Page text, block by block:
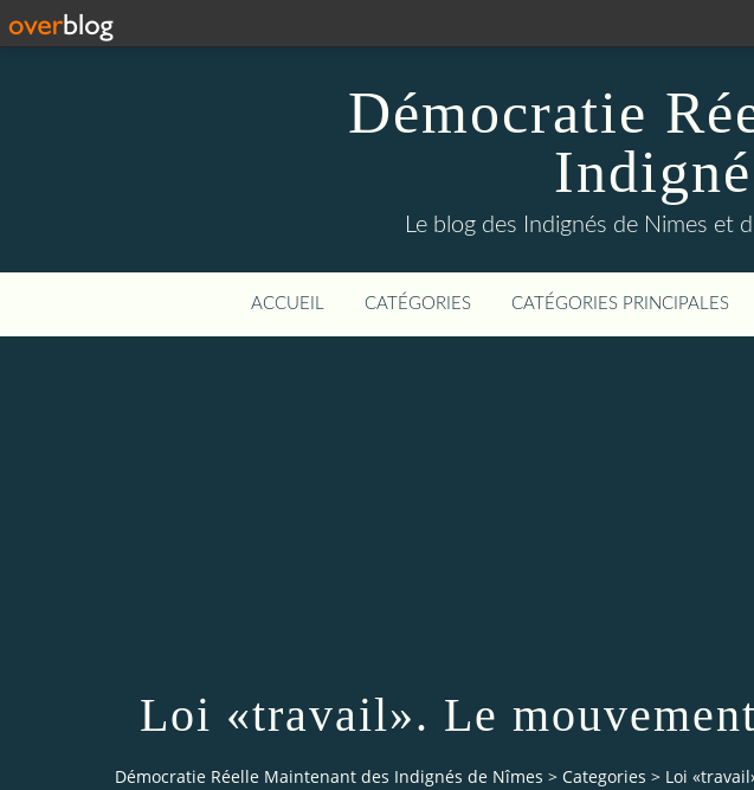
Démocratie
Le blog des Indignés de Nimes et
ACCUEIL CATÉGORIES CATÉGORIES PRINCIPALES
Loi «travail». Le
Démocratie Réelle Maintenant des Indignés de Nîmes > Categories > Loi